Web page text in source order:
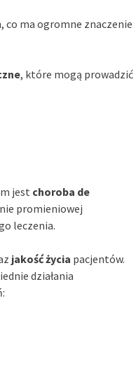
co ma ogromne znaczenie
, które mogą prowadzić
jest choroba de
promieniowej
leczenia.
jakość życia pacjentów.
działania